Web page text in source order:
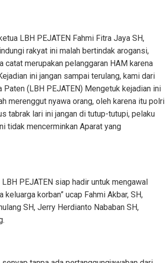
LBH PEJATEN Fahmi Fitra Jaya SH,
rakyat ini malah bertindak arogansi,
catat merupakan pelanggaran HAM karena
ini jangan sampai terulang, kami dari
(LBH PEJATEN) Mengetuk kejadian ini
merenggut nyawa orang, oleh karena itu polri
tabrak lari ini jangan di tutup-tutupi, pelaku
tidak mencerminkan Aparat yang
PEJATEN siap hadir untuk mengawal
korban” ucap Fahmi Akbar, SH,
SH, Jerry Herdianto Nababan SH,